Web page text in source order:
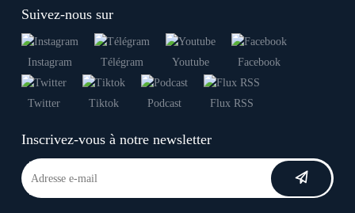
Suivez-nous sur
Instagram Télégram Youtube Facebook
Twitter Tiktok Podcast Flux RSS
Inscrivez-vous à notre newsletter